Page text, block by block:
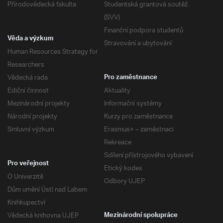
Přírodovědecká fakulta
Studentská grantová soutěž
(SVV)
Finanční podpora studentů
Stravování a ubytování
Věda a výzkum
Human Resources Strategy for
Researchers
Vědecká rada
Ediční činnost
Mezinárodní projekty
Národní projekty
Smluvní výzkum
Pro zaměstnance
Aktuality
Informační systémy
Kurzy pro zaměstnance
Erasmus+ – zaměstnaci
Rekreace
Sdílení přístrojového vybavení
Etický kodex
Odbory UJEP
Pro veřejnost
O Univerzitě
Dům umění Ústí nad Labem
Knihkupectví
Vědecká knihovna UJEP
Mezinárodní spolupráce